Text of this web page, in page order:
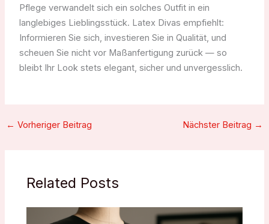
Pflege verwandelt sich ein solches Outfit in ein
langlebiges Lieblingsstück. Latex Divas empfiehlt:
Informieren Sie sich, investieren Sie in Qualität, und
scheuen Sie nicht vor Maßanfertigung zurück — so
bleibt Ihr Look stets elegant, sicher und unvergesslich.
← Vorheriger Beitrag Nächster Beitrag →
Related Posts